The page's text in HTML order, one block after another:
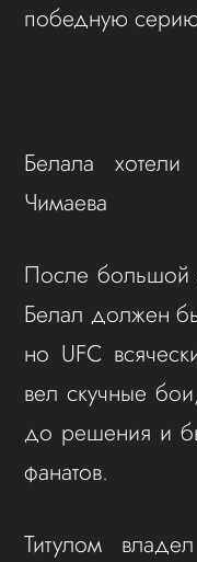
победную
Белала
Чимаева
После большой
Белал должен
но UFC
вел скучные
до решения и
фанатов.
Титулом